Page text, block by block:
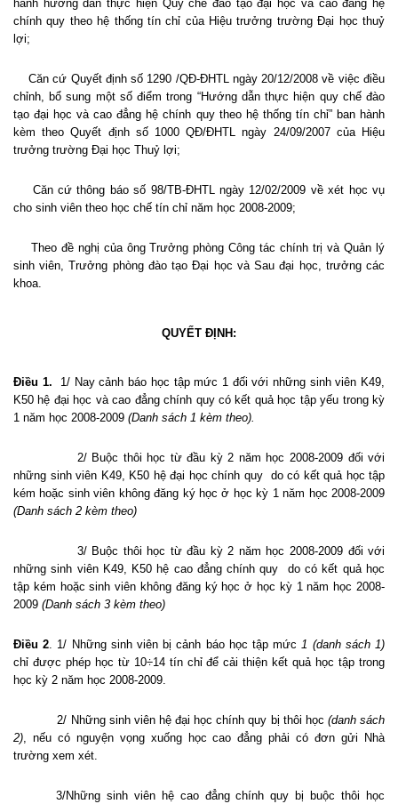
hành hướng dẫn thực hiện Quy chế đào tạo đại học và cao đẳng hệ
chính quy theo hệ thống tín chỉ của Hiệu trưởng trường Đại học thuỷ
lợi;
Căn cứ Quyết định số 1290 /QĐ-ĐHTL ngày 20/12/2008 về việc điều
chỉnh, bổ sung một số điểm trong “Hướng dẫn thực hiện quy chế đào
tạo đại học và cao đẳng hệ chính quy theo hệ thống tín chỉ” ban hành
kèm theo Quyết định số 1000 QĐ/ĐHTL ngày 24/09/2007 của Hiệu
trưởng trường Đại học Thuỷ lợi;
Căn cứ thông báo số 98/TB-ĐHTL ngày 12/02/2009 về xét học vụ
cho sinh viên theo học chế tín chỉ năm học 2008-2009;
Theo đề nghị của ông Trưởng phòng Công tác chính trị và Quản lý
sinh viên, Trưởng phòng đào tạo Đại học và Sau đại học, trưởng các
khoa.
QUYẾT ĐỊNH:
Điều 1.
1/ Nay cảnh báo học tập mức 1 đối với những sinh viên K49,
K50 hệ đại học và cao đẳng chính quy có kết quả học tập yếu trong kỳ
1 năm học 2008-2009 (Danh sách 1 kèm theo).
2/ Buộc thôi học từ đầu kỳ 2 năm học 2008-2009 đối với
những sinh viên K49, K50 hệ đại học chính quy
do có kết quả học tập
kém hoặc sinh viên không đăng ký học ở học kỳ 1 năm học 2008-2009
(Danh sách 2 kèm theo)
3/ Buộc thôi học từ đầu kỳ 2 năm học 2008-2009 đối với
những sinh viên K49, K50 hệ cao đẳng chính quy
do có kết quả học
tập kém hoặc sinh viên không đăng ký học ở học kỳ 1 năm học 2008-
2009 (Danh sách 3 kèm theo)
Điều 2. 1/ Những sinh viên bị cảnh báo học tập mức1 (danh sách 1)
chỉ được phép học từ 10÷14 tín chỉ để cải thiện kết quả học tập trong
học kỳ 2 năm học 2008-2009.
2/ Những sinh viên hệ đại học chính quy bị thôi học (danh sách
2), nếu có nguyện vọng xuống học cao đẳng phải có đơn gửi Nhà
trường xem xét.
3/Những sinh viên hệ cao đẳng chính quy bị buộc thôi học